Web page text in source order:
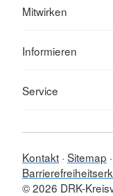
Mitwirken
Informieren
Service
Kontakt Sitemap
© 2026 DRK-